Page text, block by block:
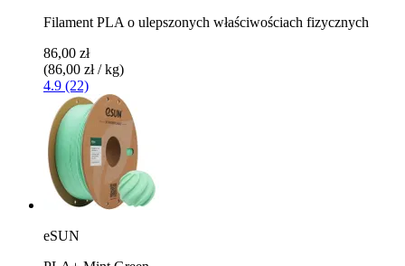
Filament PLA o ulepszonych właściwościach fizycznych
86,00 zł
(86,00 zł / kg)
4.9 (22)
eSUN